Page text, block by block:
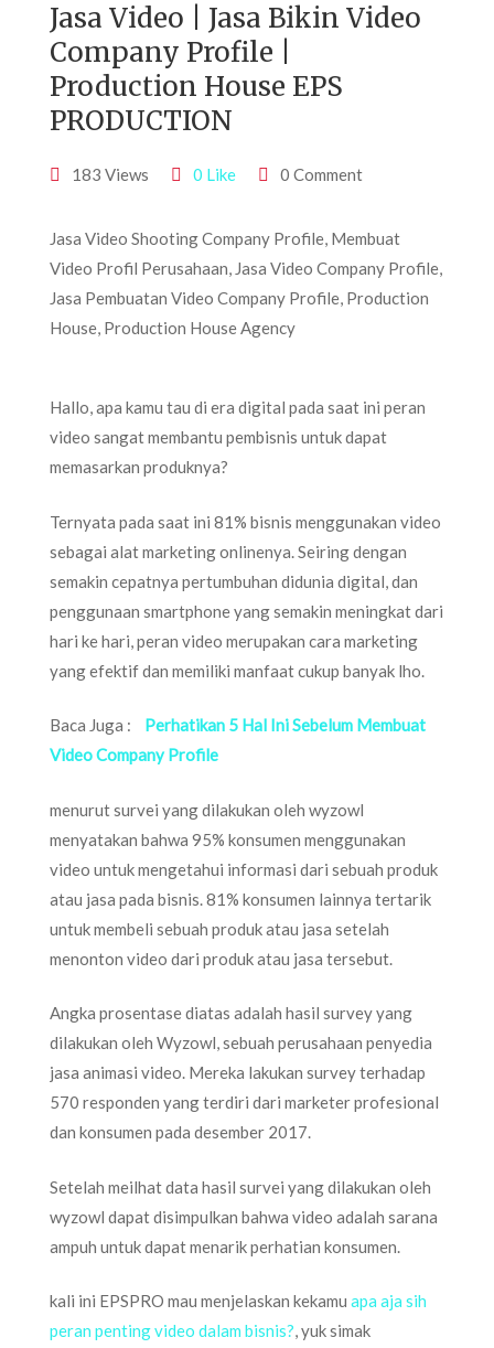
Jasa Video | Jasa Bikin Video
Company Profile |
Production House EPS
PRODUCTION
183 Views 0 Like 0 Comment
Jasa Video Shooting Company Profile, Membuat
Video Profil Perusahaan, Jasa Video Company Profile,
Jasa Pembuatan Video Company Profile, Production
House, Production House Agency
Hallo, apa kamu tau di era digital pada saat ini peran
video sangat membantu pembisnis untuk dapat
memasarkan produknya?
Ternyata pada saat ini 81% bisnis menggunakan video
sebagai alat marketing onlinenya. Seiring dengan
semakin cepatnya pertumbuhan didunia digital, dan
penggunaan smartphone yang semakin meningkat dari
hari ke hari, peran video merupakan cara marketing
yang efektif dan memiliki manfaat cukup banyak lho.
Baca Juga : Perhatikan 5 Hal Ini Sebelum Membuat
Video Company Profile
menurut survei yang dilakukan oleh wyzowl
menyatakan bahwa 95% konsumen menggunakan
video untuk mengetahui informasi dari sebuah produk
atau jasa pada bisnis. 81% konsumen lainnya tertarik
untuk membeli sebuah produk atau jasa setelah
menonton video dari produk atau jasa tersebut.
Angka prosentase diatas adalah hasil survey yang
dilakukan oleh Wyzowl, sebuah perusahaan penyedia
jasa animasi video. Mereka lakukan survey terhadap
570 responden yang terdiri dari marketer profesional
dan konsumen pada desember 2017.
Setelah meilhat data hasil survei yang dilakukan oleh
wyzowl dapat disimpulkan bahwa video adalah sarana
ampuh untuk dapat menarik perhatian konsumen.
kali ini EPSPRO mau menjelaskan kekamu apa aja sih
peran penting video dalam bisnis?, yuk simak